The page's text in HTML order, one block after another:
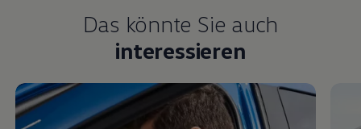
Das könnte Sie auch
interessieren